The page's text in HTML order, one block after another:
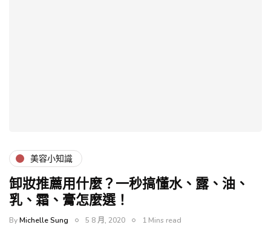
美容小知識
卸妝推薦用什麼？一秒搞懂水、露、油、
乳、霜、膏怎麼選！
ByMichelle Sung 5 8 月, 2020 1 Mins read